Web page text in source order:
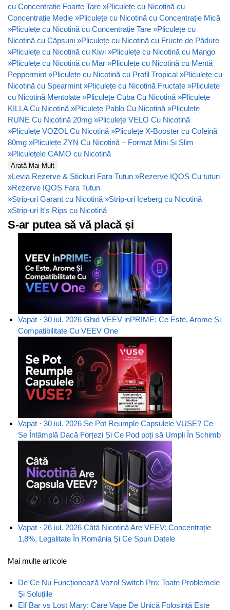
cu Concentrație Foarte Tare »Pliculețe cu Nicotină cu
Concentrație Medie »Pliculețe cu Nicotină cu Concentrație Mică
»Pliculețe cu Nicotină cu Concentrație Tare »Pliculețe cu
Nicotină cu Căpșuni »Pliculețe cu Nicotină cu Fructe de Pădure
»Pliculețe cu Nicotină cu Kiwi »Pliculețe cu Nicotină cu Mango
»Pliculețe cu Nicotină cu Mar »Pliculețe cu Nicotină cu Mentă
Peppermint »Pliculețe cu Nicotină cu Profil Tropical »Pliculețe cu
Nicotină cu Spearmint »Pliculețe cu Nicotină Fructate »Pliculețe
cu Nicotină Mentolate »Pliculețe Cuba Cu Nicotină »Pliculețe
KILLA Cu Nicotină »Pliculețe Pablo Cu Nicotină »Pliculețe
RUNE Cu Nicotină 20mg »Pliculețe VELO Cu Nicotină
»Pliculețe VOZOL Cu Nicotină »Pliculețe X-Booster cu Cofeină
80mg »Pliculețe ZYN Cu Nicotină – Format Mini Și Slim
»Pliculețele CAMO cu Nicotină
Arată Mai Mult
»Levia Rezerve & Stickuri Fara Tutun »Rezerve IQOS Cu tutun
»Rezerve IQOS Fara Tutun
»Strip-uri Garant cu Nicotină »Strip-uri Iceberg cu Nicotină
»Strip-uri It's Rips cu Nicotină
S-ar putea să vă placă și
Vapat · 30 iul. 2026 Ghid VEEV inPRIME: Ce Este, Arome Și
Compatibilitate Cu VEEV One
Vapat · 30 iul. 2026 Se Pot Reumple Capsulele VUSE? Ce
Se Întâmplă Dacă Forțezi Și Ce Pod poți să Umpli În Schimb
Vapat · 26 iul. 2026 Câtă Nicotină Are VEEV: Concentrație
1,8%, Legalitate În România Și Ce Spun Datele
Mai multe articole
De Ce Nu Funcționează Vozol Switch Pro: Toate Problemele
Și Soluțiile
Elf Bar vs Lost Mary: Care Vape De Unică Folosință Este